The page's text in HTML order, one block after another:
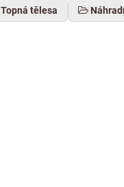
Topná tělesa